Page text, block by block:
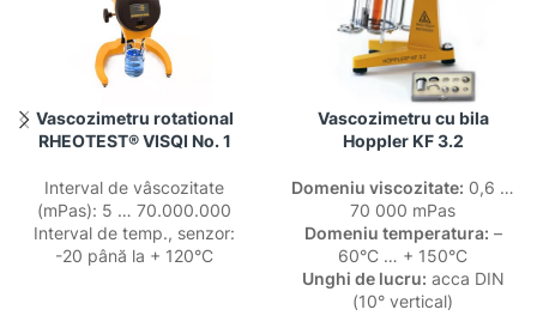
Vascozimetru rotational
RHEOTEST® VISQI No. 1
Interval de vâscozitate
(mPas): 5 … 70.000.000
Interval de temp., senzor:
-20 până la + 120°C
Vascozimetru cu bila
Hoppler KF 3.2
Domeniu viscozitate: 0,6 …
70 000 mPas
Domeniu temperatura: –
60°C … + 150°C
Unghi de lucru: acca DIN
(10° vertical)